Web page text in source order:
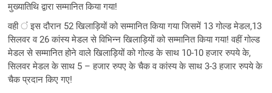
मुख्यातिथि द्वारा सम्मानित किया गया!
वही ं इस दौरान 52 खिलाड़ियों को सम्मानित किया गया जिसमें 13 गोल्ड मेडल,13
सिलवर व 26 कांस्य मेडल से विभिन्न खिलाड़ियों को सम्मानित किया गया! वहीं गोल्ड
मेडल से सम्मानित होने वाले खिलाड़ियों को गोल्ड के साथ 10-10 हजार रुपये के,
सिलवर मेडल के साथ 5 – हजार रुपए के चैक व कांस्य के साथ 3-3 हजार रुपये के
चैक प्रदान किए गए!